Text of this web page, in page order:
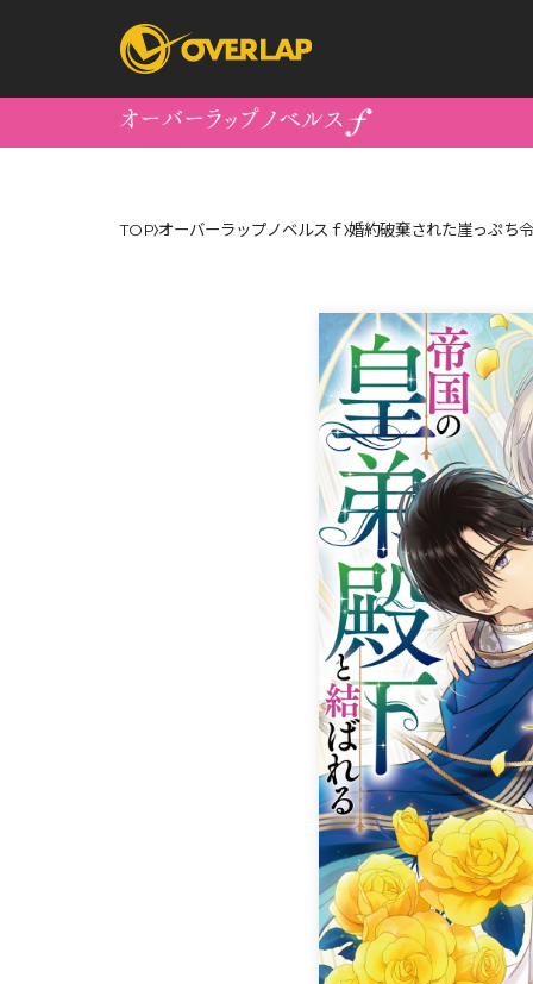
コミック ライトノベ
ロサージュノベルス
オーバーラップ文庫 オーバ
コミッククリエ
TOP オーバーラップノベルスｆ 婚約破棄された崖っぷち